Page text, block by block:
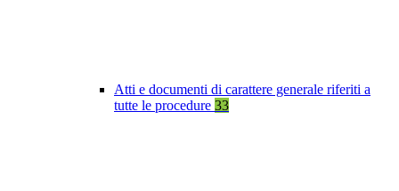
Atti e documenti di carattere generale riferiti a
tutte le procedure 33